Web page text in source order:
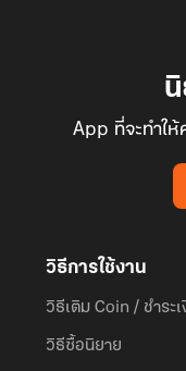
App ที่จะทำใ
วิธีการใช้งาน
วิธีเติม Coin / ชำระเ
วิธีซื้อนิยาย